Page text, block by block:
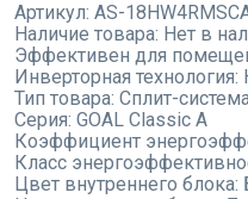
Артикул: AS-
Наличие товара: Нет в
Эффективен для
Инверторная технология:
Тип товара: Сплит-
Серия: GOAL Classic A
Коэффициент
Класс
Цвет внутреннего блока: